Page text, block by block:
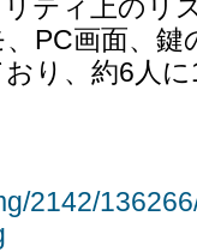
ティ上のリ
PC画面、鍵
り、約6人
2142/